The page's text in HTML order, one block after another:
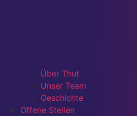
Über Thut
Unser Team
Geschichte
Offene Stellen